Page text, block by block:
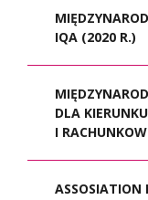
IQA (2020 R.)
DLA
I
Studia na
ASSOSIATION